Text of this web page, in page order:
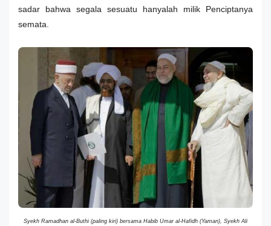
sadar bahwa segala sesuatu hanyalah milik Penciptanya
semata.
Syekh Ramadhan al-Buthi (paling kiri) bersama Habib Umar al-Hafidh (Yaman), Syekh Ali